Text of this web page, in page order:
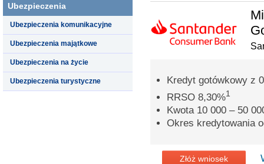
Ubezpieczenia
Ubezpieczenia komunikacyjne
Ubezpieczenia majątkowe
Ubezpieczenia na życie
Ubezpieczenia turystyczne
Kredyt gotówkowy z
RRSO 8,30%1
Kwota 10 000 – 50
Okres kredytowania
Złóż wniosek